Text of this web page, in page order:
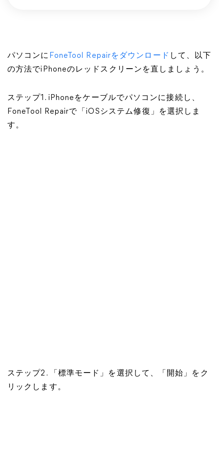
パソコンに FoneTool Repairをダウンロード して、以下
の方法でiPhoneのレッドスクリーンを直しましょう。
ステップ1. iPhoneをケーブルでパソコンに接続し、
FoneTool Repairで「iOSシステム修復」を選択しま
す。
ステップ2. 「標準モード」を選択して、「開始」をク
リックします。